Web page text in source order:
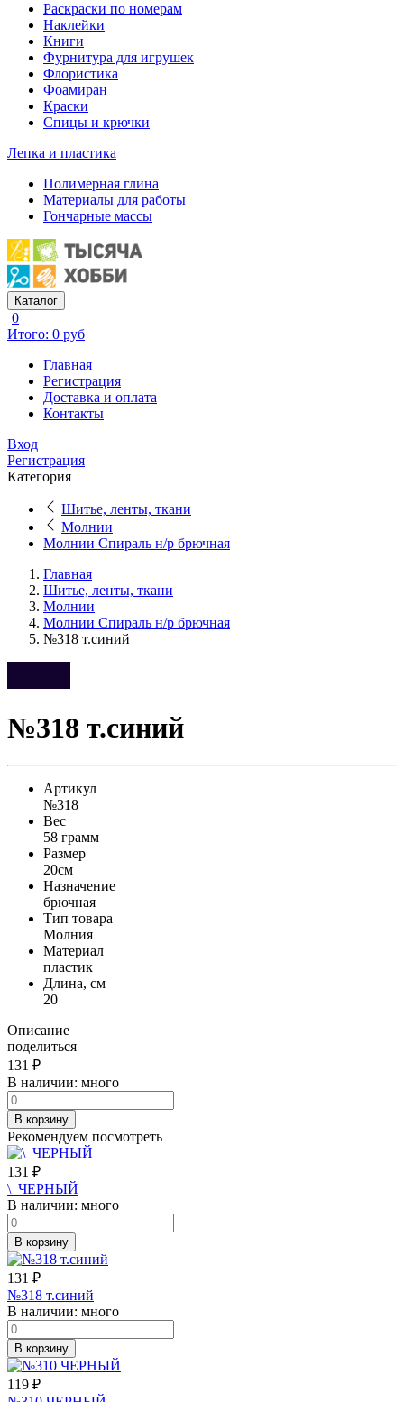
Раскраски по номерам
Наклейки
Книги
Фурнитура для игрушек
Флористика
Фоамиран
Краски
Спицы и крючки
Лепка и пластика
Полимерная глина
Материалы для работы
Гончарные массы
Каталог
0
Итого: 0 руб
Главная
Регистрация
Доставка и оплата
Контакты
Вход
Регистрация
Категория
Шитье, ленты, ткани
Молнии
Молнии Спираль н/р брючная
Главная
Шитье, ленты, ткани
Молнии
Молнии Спираль н/р брючная
№318 т.синий
№318 т.синий
Артикул
№318
Вес
58 грамм
Размер
20см
Назначение
брючная
Тип товара
Молния
Материал
пластик
Длина, см
20
Описание
поделиться
131 ₽
В наличии: много
В корзину
Рекомендуем посмотреть
131 ₽
\_ЧЕРНЫЙ
В наличии: много
В корзину
131 ₽
№318 т.синий
В наличии: много
В корзину
119 ₽